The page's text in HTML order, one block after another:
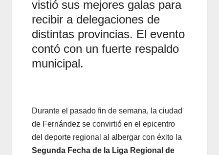
vistió sus mejores galas para
recibir a delegaciones de
distintas provincias. El evento
contó con un fuerte respaldo
municipal.
Durante el pasado fin de semana, la ciudad
de Fernández se convirtió en el epicentro
del deporte regional al albergar con éxito la
Segunda Fecha de la Liga Regional de